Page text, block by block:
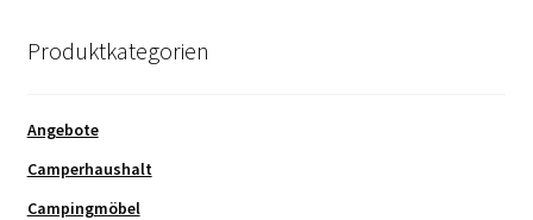
Produktkategorien
Angebote
Camperhaushalt
Campingmöbel